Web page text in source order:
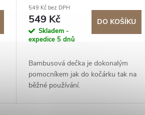
549 Kč bez DPH
549 Kč
Skladem -
expedice 5 dnů
DO KOŠÍKU
Bambusová dečka je dokonalým
pomocníkem jak do kočárku tak na
běžné používání.